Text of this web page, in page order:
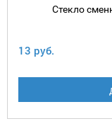
Стекло
13 руб.